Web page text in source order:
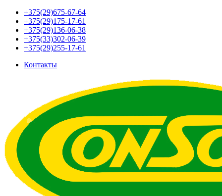
+375(29)675-67-64
+375(29)175-17-61
+375(29)136-06-38
+375(33)302-06-39
+375(29)255-17-61
Контакты